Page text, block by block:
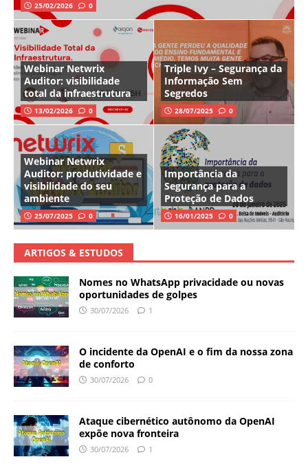
25/02/2026 0
Webinar Netwrix
Auditor: visibilidade
total da infraestrutura
13/02/2026 0
Triple Ivy – Segurança da
Informação Sem
Segredos
28/07/2025 0
Webinar Netwrix
Auditor: produtividade e
visibilidade do seu
ambiente
25/07/2025 0
Importância da
Segurança para a
Proteção de Dados
16/01/2025 0
ARTIGOS & ESTUDOS
Nomes no WhatsApp privacidade ou novas
oportunidades de golpes
30/07/2026 1
O incidente da OpenAI e o fim da nossa zona
de conforto
30/07/2026 0
Ataque cibernético autônomo da OpenAI
expõe nova fronteira
30/07/2026 1